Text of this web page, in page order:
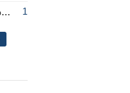
Oficialu: „Leeds“ už rekordinę klubui sumą įsigijo Anglijos rinktinės vartininką 1